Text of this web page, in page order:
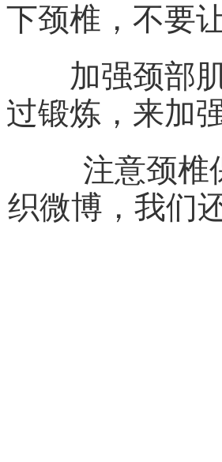
下颈椎，不要
加强颈部肌
过锻炼，来加
注意颈椎保
织微博，我们